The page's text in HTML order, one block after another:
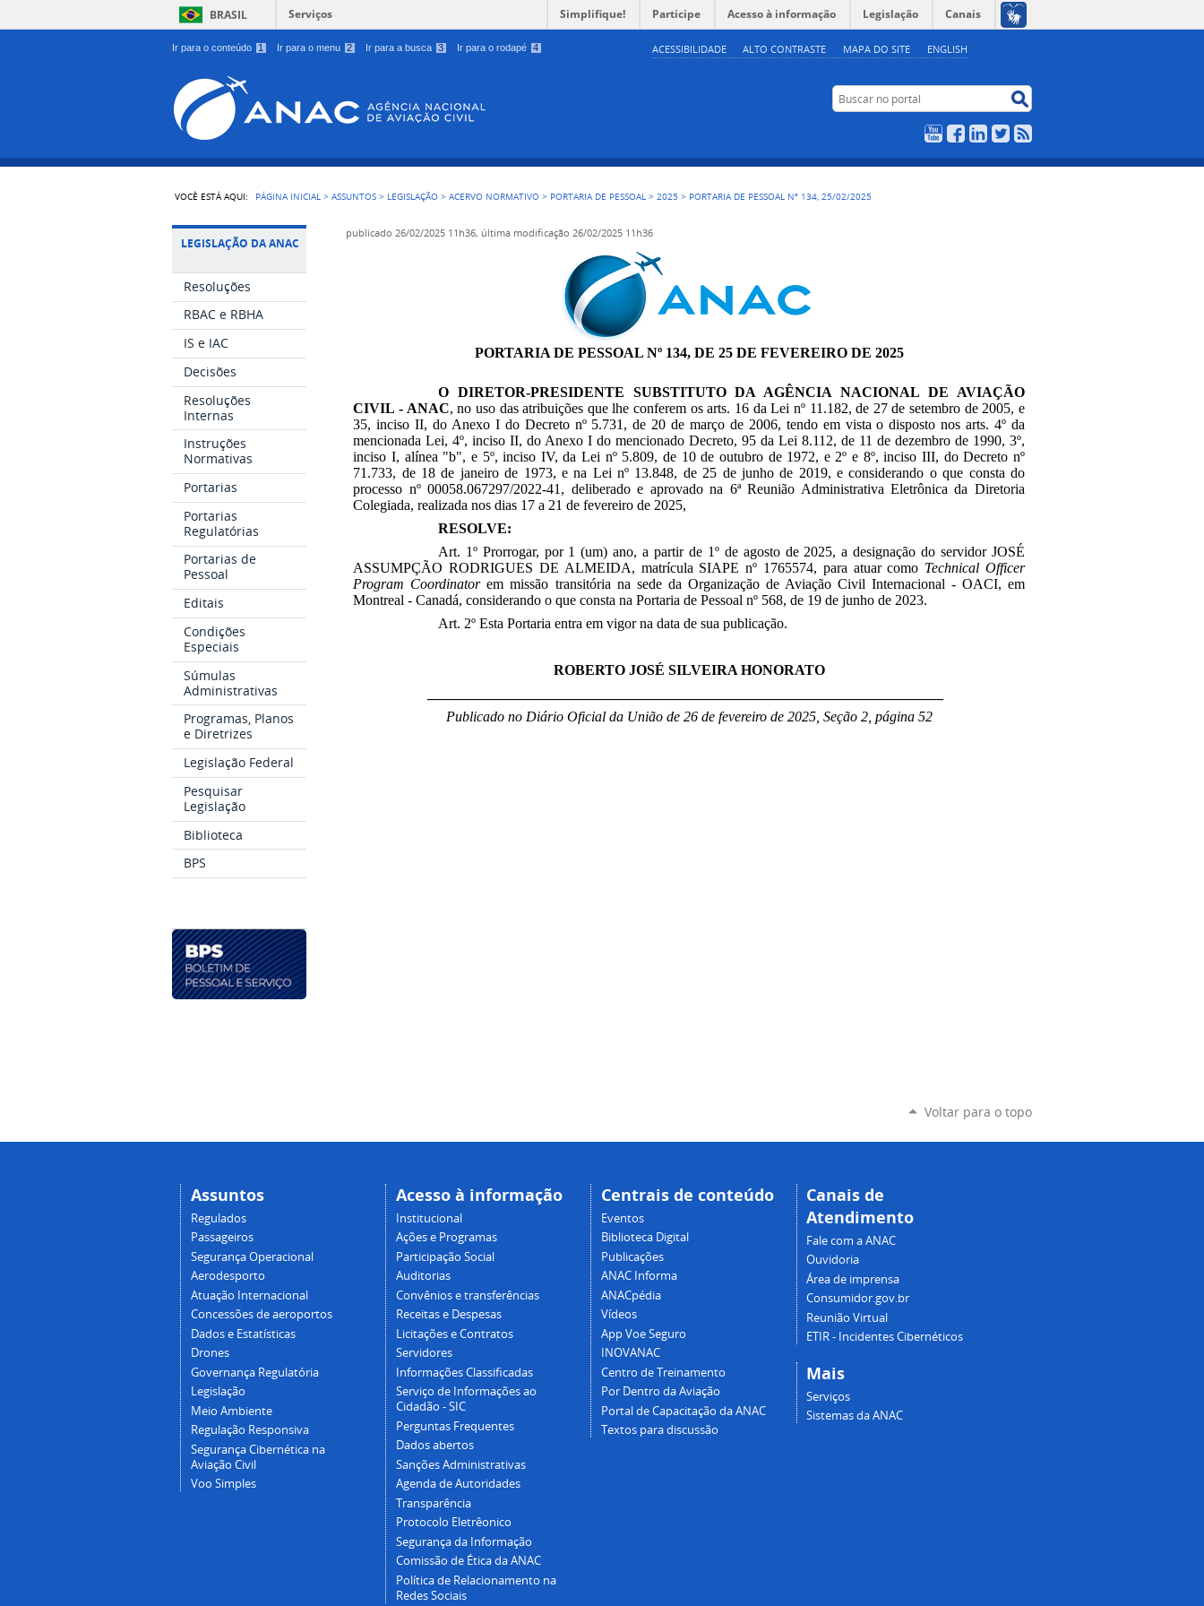
Ir para o conteúdo 1 Ir para o menu 2 Ir para a busca 3 Ir para o rodapé 4 ACESSIBILIDADE ALTO CONTRASTE MAPA DO SITE ENGLISH
BRASIL Serviços Simplifique! Participe Acesso à informação Legislação Canais
Buscar no portal
YouTubeFacebookLinkedIn
Twitter
VOCÊ ESTÁ AQUI: PÁGINA INICIAL >ASSUNTOS > LEGISLAÇÃO >ACERVO NORMATIVO > PORTARIA DE PESSOAL >2025 > PORTARIA DE PESSOAL Nº 134, 25/02/2025
LEGISLAÇÃO DA ANAC
Resoluções
RBAC e RBHA
IS e IAC
Decisões
Resoluções
Internas
Instruções
Normativas
Portarias
Portarias
Regulatórias
Portarias de
Pessoal
Editais
Condições
Especiais
Súmulas
Administrativas
Programas, Planos
e Diretrizes
Legislação Federal
Pesquisar
Legislação
Biblioteca
BPS
publicado 26/02/2025 11h36, última modificação 26/02/2025 11h36
PORTARIA DE PESSOAL Nº 134, DE 25 DE FEVEREIRO DE 2025
O DIRETOR-PRESIDENTE SUBSTITUTO DA AGÊNCIA NACIONAL DE AVIAÇÃO
CIVIL - ANAC,no uso das atribuições que lhe conferem os arts. 16 da Lei nº 11.182, de 27 de setembro de 2005, e
35, inciso II, do Anexo I do Decreto nº 5.731, de 20 de março de 2006, tendo em vista o disposto nos arts. 4º da
mencionada Lei, 4º, inciso II, do Anexo I do mencionado Decreto, 95 da Lei 8.112, de 11 de dezembro de 1990, 3º,
inciso I, alínea "b", e 5º, inciso IV, da Lei nº 5.809, de 10 de outubro de 1972, e 2º e 8º, inciso III, do Decreto nº
71.733, de 18 de janeiro de 1973, e na Lei nº 13.848, de 25 de junho de 2019, e considerando o que consta do
processo nº 00058.067297/2022-41, deliberado e aprovado na 6ª Reunião Administrativa Eletrônica da Diretoria
Colegiada, realizada nos dias 17 a 21 de fevereiro de 2025,
RESOLVE:
Art. 1º Prorrogar, por 1 (um) ano, a partir de 1º de agosto de 2025, a designação do servidor JOSÉ
ASSUMPÇÃO RODRIGUES DE ALMEIDA, matrícula SIAPE nº 1765574, para atuar como Technical Officer
Program Coordinatorem missão transitória na sede da Organização de Aviação Civil Internacional - OACI, em
Montreal - Canadá, considerando o que consta na Portaria de Pessoal nº 568, de 19 de junho de 2023.
Art. 2º Esta Portaria entra em vigor na data de sua publicação.
ROBERTO JOSÉ SILVEIRA HONORATO
Publicado no Diário Oficial da União de 26 de fevereirode 2025, Seção 2, página 52
Voltar para o topo
Assuntos
Regulados
Passageiros
Segurança Operacional
Aerodesporto
Atuação Internacional
Concessões de aeroportos
Dados e Estatísticas
Drones
Governança Regulatória
Legislação
Meio Ambiente
Regulação Responsiva
Segurança Cibernética na
Aviação Civil
Voo Simples
Acesso à informação
Institucional
Ações e Programas
Participação Social
Auditorias
Convênios e transferências
Receitas e Despesas
Licitações e Contratos
Servidores
Informações Classificadas
Serviço de Informações ao
Cidadão - SIC
Perguntas Frequentes
Dados abertos
Sanções Administrativas
Agenda de Autoridades
Transparência
Protocolo Eletrêonico
Segurança da Informação
Comissão de Ética da ANAC
Política de Relacionamento na
Redes Sociais
Centrais de conteúdo
Eventos
Biblioteca Digital
Publicações
ANAC Informa
ANACpédia
Vídeos
App Voe Seguro
INOVANAC
Centro de Treinamento
Por Dentro da Aviação
Portal de Capacitação da ANAC
Textos para discussão
Canais de
Atendimento
Fale com a ANAC
Ouvidoria
Área de imprensa
Consumidor.gov.br
Reunião Virtual
ETIR - Incidentes Cibernéticos
Mais
Serviços
Sistemas da ANAC